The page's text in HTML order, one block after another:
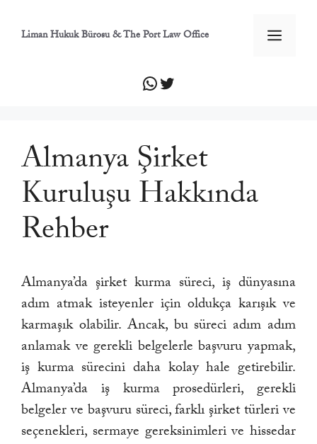
Liman Hukuk Bürosu & The Port Law Office
WhatsApp
Twitter
Almanya Şirket
Kuruluşu Hakkında
Rehber
Almanya’da şirket kurma süreci, iş dünyasına
adım atmak isteyenler için oldukça karışık ve
karmaşık olabilir. Ancak, bu süreci adım adım
anlamak ve gerekli belgelerle başvuru yapmak,
iş kurma sürecini daha kolay hale getirebilir.
Almanya’da iş kurma prosedürleri, gerekli
belgeler ve başvuru süreci, farklı şirket türleri ve
seçenekleri, sermaye gereksinimleri ve hissedar